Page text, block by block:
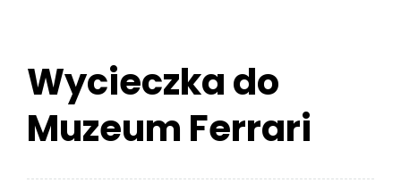
Wycieczka do
Muzeum Ferrari